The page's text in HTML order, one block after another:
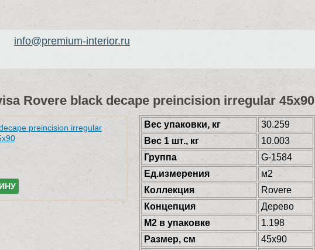
info@premium-interior.ru
Rovere black decape preincision irregular 45x90
Веc упаковки, кг
30.259
Вес 1 шт., кг
10.003
Группа
G-1584
Ед.измерения
м2
Коллекция
Rovere
Концепция
Дерево
М2 в упаковке
1.198
Размер, см
45x90